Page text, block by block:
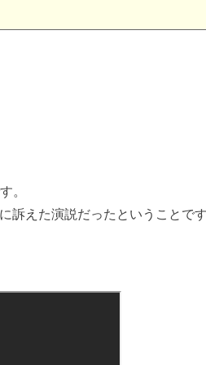
。
訴えた演説だったということです